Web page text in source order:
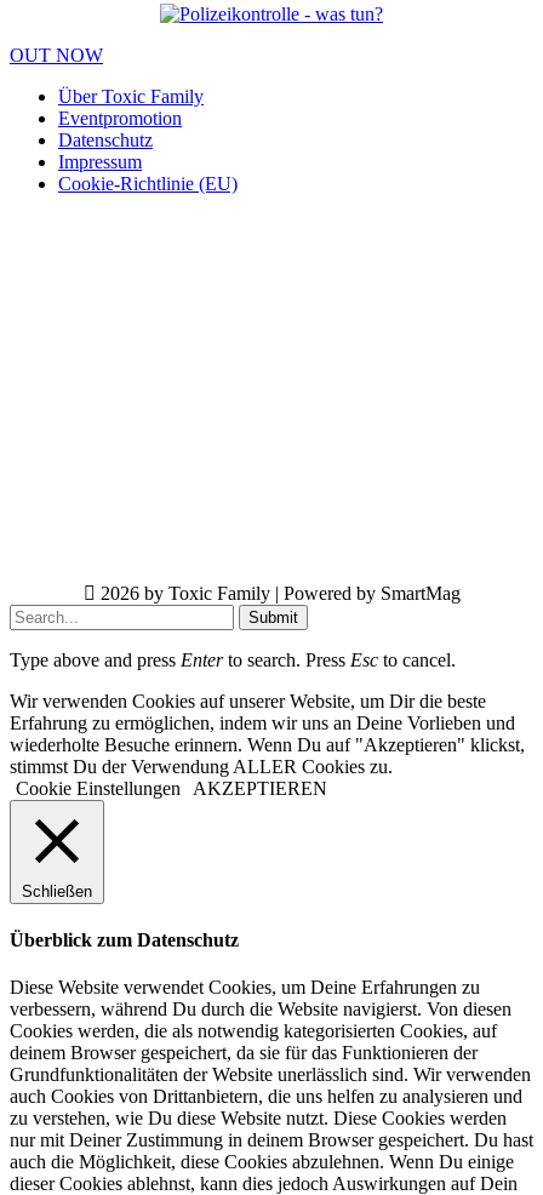
OUT NOW
Über Toxic Family
Eventpromotion
Datenschutz
Impressum
Cookie-Richtlinie (EU)
2026 by Toxic Family | Powered by SmartMag
Submit
Type above and press Enterto search. Press Esc to cancel.
Wir verwenden Cookies auf unserer Website, um Dir die beste
Erfahrung zu ermöglichen, indem wir uns an Deine Vorlieben und
wiederholte Besuche erinnern. Wenn Du auf "Akzeptieren" klickst,
stimmst Du der Verwendung ALLER Cookies zu.
Cookie Einstellungen
AKZEPTIEREN
Schließen
Überblick zum Datenschutz
Diese Website verwendet Cookies, um Deine Erfahrungen zu
verbessern, während Du durch die Website navigierst. Von diesen
Cookies werden, die als notwendig kategorisierten Cookies, auf
deinem Browser gespeichert, da sie für das Funktionieren der
Grundfunktionalitäten der Website unerlässlich sind. Wir verwenden
auch Cookies von Drittanbietern, die uns helfen zu analysieren und
zu verstehen, wie Du diese Website nutzt. Diese Cookies werden
nur mit Deiner Zustimmung in deinem Browser gespeichert. Du hast
auch die Möglichkeit, diese Cookies abzulehnen. Wenn Du einige
dieser Cookies ablehnst, kann dies jedoch Auswirkungen auf Dein